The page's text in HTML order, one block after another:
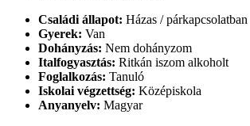
Családi állapot: Házas / párkapcsolatban
Gyerek: Van
Dohányzás: Nem dohányzom
Italfogyasztás: Ritkán iszom alkoholt
Foglalkozás: Tanuló
Iskolai végzettség: Középiskola
Anyanyelv: Magyar